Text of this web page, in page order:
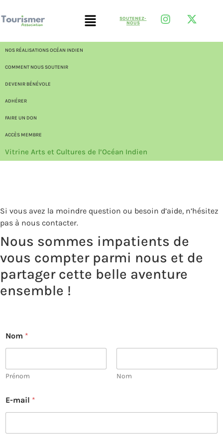
SOUTENEZ-
NOUS
NOS RÉALISATIONS OCÉAN INDIEN
COMMENT NOUS SOUTENIR
DEVENIR BÉNÉVOLE
ADHÉRER
FAIRE UN DON
ACCÈS MEMBRE
Vitrine Arts et Cultures de l’Océan Indien
Si vous avez la moindre question ou besoin d’aide, n’hésitez
pas à nous contacter.
Nous sommes impatients de
vous compter parmi nous et de
partager cette belle aventure
ensemble !
-
m
l
s
s
g
Nom *
Prénom Nom
E-mail *